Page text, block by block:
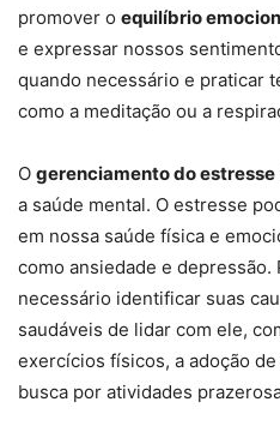
promover o equilíbrio
e expressar nossos
quando necessário e praticar
como a meditação ou a
O gerenciamento do estresse
a saúde mental. O estresse
em nossa saúde física e
como ansiedade e
necessário identificar suas
saudáveis de lidar com ele,
exercícios físicos, a adoção
busca por atividades